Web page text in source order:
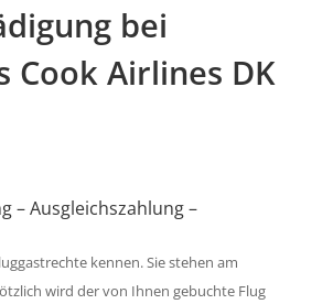
bei
Cook Airlines DK
– Ausgleichszahlung –
kennen. Sie stehen am
wird der von Ihnen gebuchte Flug